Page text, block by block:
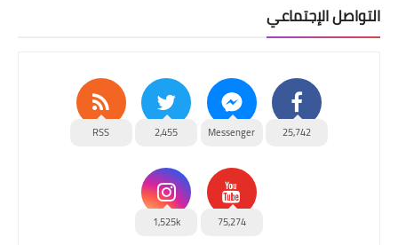
التواصل الإجتماعي
25,742
Messenger
2,455
RSS
75,274
1,525k